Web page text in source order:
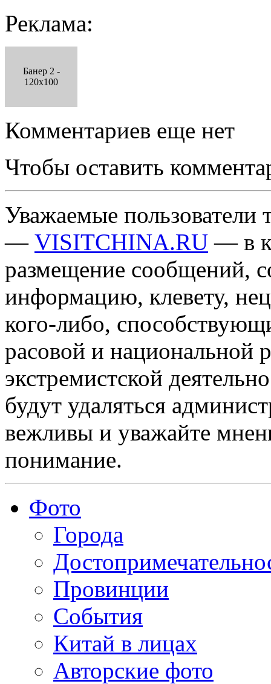
Реклама:
Банер 2 -
120x100
Комментариев еще нет
Чтобы оставить
Уважаемые пользователи
— VISITCHINA.RU — в
размещение сообщений,
информацию, клевету,
кого-либо,
расовой и национальной
экстремистской
будут удаляться
вежливы и уважайте
понимание.
Фото
Города
Провинции
События
Китай в лицах
Авторские фото